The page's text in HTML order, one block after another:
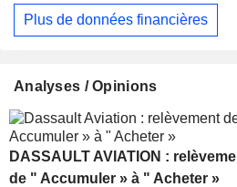
Plus de données financières
Analyses / Opinions
DASSAULT AVIATION :
de " Accumuler » à " Acheter »